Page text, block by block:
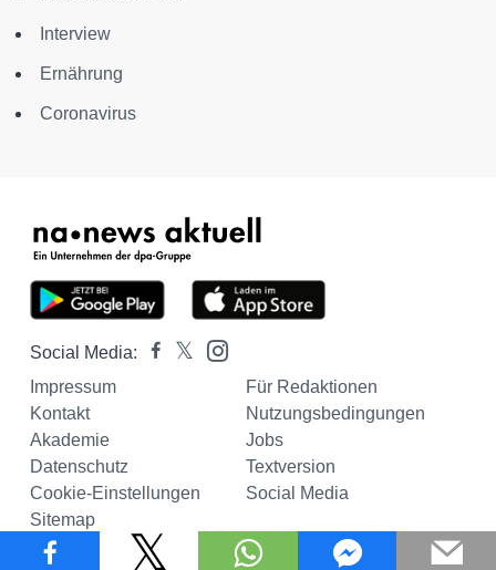
Interview
Ernährung
Coronavirus
Social Media:
Impressum
Für Redaktionen
Kontakt
Nutzungsbedingungen
Akademie
Jobs
Datenschutz
Textversion
Cookie-Einstellungen
Social Media
Sitemap